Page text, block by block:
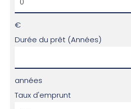
€
Durée du prêt (Années)
années
Taux d'emprunt